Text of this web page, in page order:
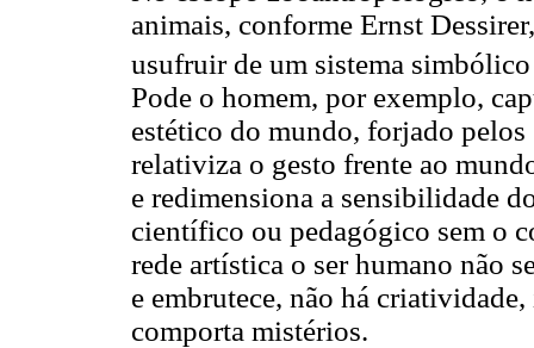
animais, conforme Ernst
usufruir de um sistema
Pode o homem, por exemplo,
estético do mundo, forjado pelos
relativiza o gesto frente ao
e redimensiona a sensibilidade
científico ou pedagógico sem o
rede artística o ser humano não
e embrutece, não há
comporta mistérios.